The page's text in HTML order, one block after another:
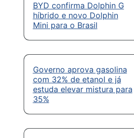
BYD confirma Dolphin G
híbrido e novo Dolphin
Mini para o Brasil
Governo aprova gasolina
com 32% de etanol e já
estuda elevar mistura para
35%